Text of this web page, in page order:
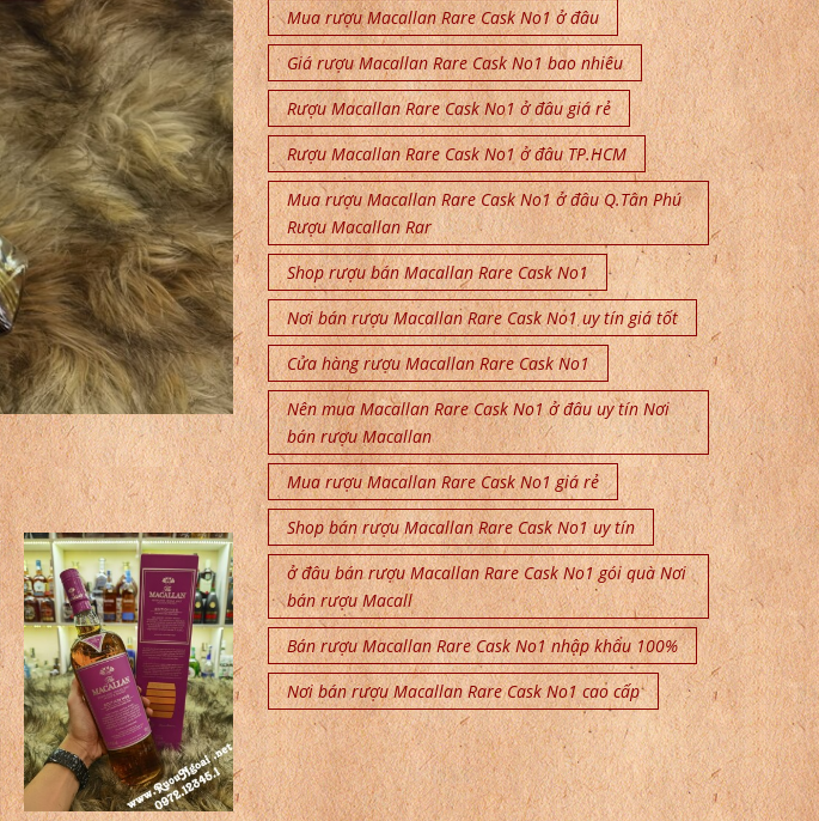
Mua rượu Macallan Rare Cask No1 ở đâu
Giá rượu Macallan Rare Cask No1 bao nhiêu
Rượu Macallan Rare Cask No1 ở đâu giá rẻ
Rượu Macallan Rare Cask No1 ở đâu TP.HCM
Mua rượu Macallan Rare Cask No1 ở đâu Q.Tân Phú
Rượu Macallan Rar
Shop rượu bán Macallan Rare Cask No1
Nơi bán rượu Macallan Rare Cask No1 uy tín giá tốt
Cửa hàng rượu Macallan Rare Cask No1
Nên mua Macallan Rare Cask No1 ở đâu uy tín Nơi
bán rượu Macallan
Mua rượu Macallan Rare Cask No1 giá rẻ
Shop bán rượu Macallan Rare Cask No1 uy tín
ở đâu bán rượu Macallan Rare Cask No1 gói quà Nơi
bán rượu Macall
Bán rượu Macallan Rare Cask No1 nhập khẩu 100%
Nơi bán rượu Macallan Rare Cask No1 cao cấp